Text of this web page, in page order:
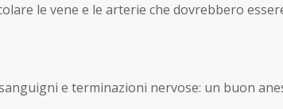
le vene e le arterie che dovrebbero
e terminazioni nervose: un buon